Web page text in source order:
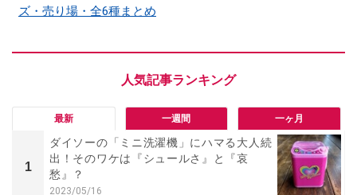
ズ・売り場・全6種まとめ
最新 一週間 一ヶ月
1
ダイソーの「ミニ洗濯機」にハマる大人続
出！そのワケは『シュールさ』と『哀
愁』？
2023/05/16